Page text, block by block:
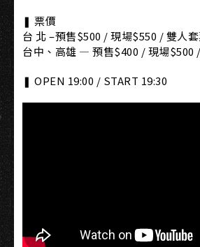
❚ 票價
台 北 –預售$500 / 現場$550 / 雙人
台中、高雄 — 預售$400 / 現場$500
❚ OPEN 19:00 / START 19:30